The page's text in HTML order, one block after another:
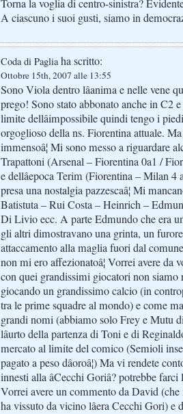
Torna la voglia di centro-sinistra?
A ciascuno i suoi gusti, siamo in
Coda di Pagliaha scritto:
Ottobre 15th, 2007 alle 13:55
Sono Viola dentro lâanima e nelle vene
prego! Sono stato abbonato anche in C2
limite dellâimpossibile quindi tengo i
orgoglioso della ns. Fiorentina attuale.
immensoâ¦ Mi sono messo a riguardare
Trapattoni (Arsenal – Fiorentina 0a1 /
e dellâepoca Terim (Fiorentina – Milan
presa una nostalgia pazzescaâ¦ Mi
Batistuta – Rui Costa – Heinrich –
Di Livio ecc. A parte Edmundo che era
gli altri dimostravano una grinta, un
attaccamento alla maglia fuori dal
non mi ero affezionatoâ¦ Vorrei avere da
con quei grandissimi giocatori non
giocando un grandissimo calcio (in
tra le prime squadre al mondo) e come mai
grandi nomi (abbiamo solo Frey e Mutu
lâurto della partenza di Toni e di
mercato al limite del comico (Semioli
pagato a peso dâoroâ¦) Ma vi rendete
innesti alla âCecchi Goriâ? potrebbe
Vorrei avere un commento da David
ha vissuto da vicino lâera Cecchi Gori)